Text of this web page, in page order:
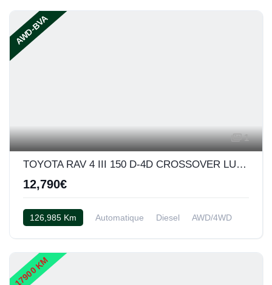
AWD-BVA
1
TOYOTA RAV 4 III 150 D-4D CROSSOVER LUXE BVA AWD
12,790€
126,985 Km Automatique Diesel
AWD/4WD
17900 KM